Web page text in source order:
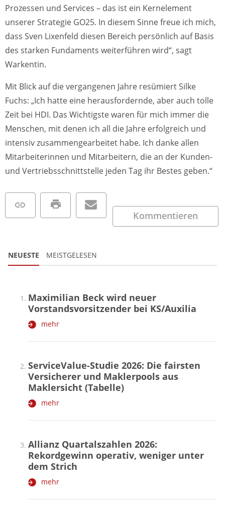
Prozessen und Services – das ist ein Kernelement
unserer Strategie GO25. In diesem Sinne freue ich mich,
dass Sven Lixenfeld diesen Bereich persönlich auf Basis
des starken Fundaments weiterführen wird“, sagt
Warkentin.
Mit Blick auf die vergangenen Jahre resümiert Silke
Fuchs: „Ich hatte eine herausfordernde, aber auch tolle
Zeit bei HDI. Das Wichtigste waren für mich immer die
Menschen, mit denen ich all die Jahre erfolgreich und
intensiv zusammengearbeitet habe. Ich danke allen
Mitarbeiterinnen und Mitarbeitern, die an der Kunden-
und Vertriebsschnittstelle jeden Tag ihr Bestes geben.“
Kommentieren
NEUESTE MEISTGELESEN
Maximilian Beck wird neuer
Vorstandsvorsitzender bei KS/Auxilia
mehr
ServiceValue-Studie 2026: Die fairsten
Versicherer und Maklerpools aus
Maklersicht (Tabelle)
mehr
Allianz Quartalszahlen 2026:
Rekordgewinn operativ, weniger unter
dem Strich
mehr